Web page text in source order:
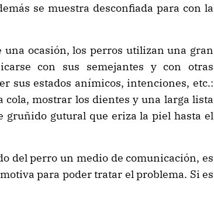
se muestra desconfiada para con la
una ocasión, los perros utilizan una gran
con sus semejantes y con otras
sus estados anímicos, intenciones, etc.:
cola, mostrar los dientes y una larga lista
gruñido gutural que eriza la piel hasta el
del perro un medio de comunicación, es
para poder tratar el problema. Si es